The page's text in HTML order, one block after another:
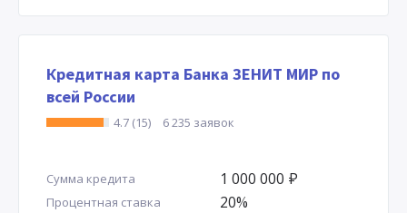
Кредитная карта Банка ЗЕНИТ МИР по
всей России
4.7 (15) 6 235 заявок
Сумма кредита 1 000 000 Р
Процентная ставка 20%